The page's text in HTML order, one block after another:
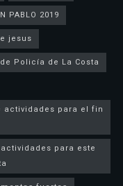
PABLO 2019
jesus
actividades para el fin
para este